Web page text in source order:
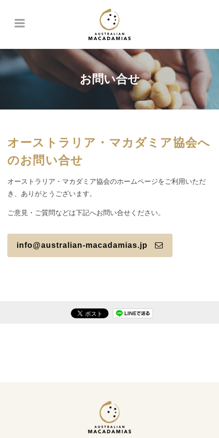
お問い合せ
オーストラリア・マカダミア協会へ
のお問い合せ
オーストラリア・マカダミア協会のホームページをご利用いただ
き、ありがとうございます。
ご意見・ご質問などは下記へお問い合せください。
info@australian-macadamias.jp